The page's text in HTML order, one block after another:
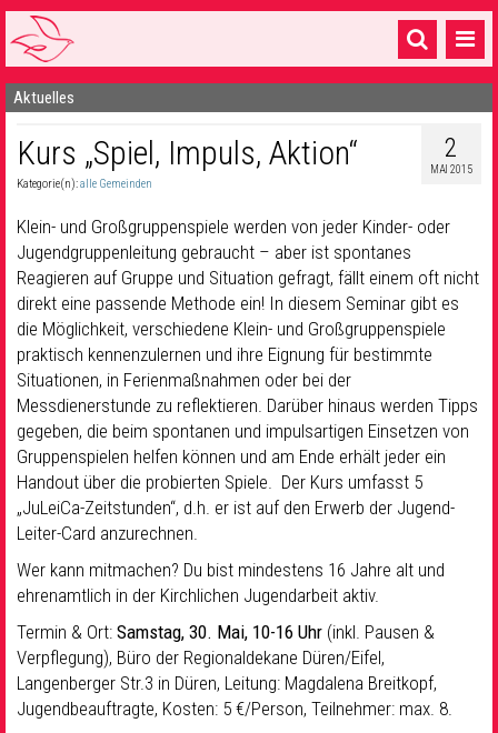
Startseite
1 Pfarrei
16 Gemeinden & mehr
Gottesdienste & Sinnsuche
Sakramente & Feste
Gemeinschaft & Soziales
Musik& Kultur
Seelsorge & Kontakt
Aktuelles
2
MAI 2015
Kurs „Spiel, Impuls, Aktion“
Kategorie(n):alle Gemeinden
Klein- und Großgruppenspiele werden von jeder Kinder- oder
Jugendgruppenleitung gebraucht – aber ist spontanes
Reagieren auf Gruppe und Situation gefragt, fällt einem oft nicht
direkt eine passende Methode ein! In diesem Seminar gibt es
die Möglichkeit, verschiedene Klein- und Großgruppenspiele
praktisch kennenzulernen und ihre Eignung für bestimmte
Situationen, in Ferienmaßnahmen oder bei der
Messdienerstunde zu reflektieren. Darüber hinaus werden Tipps
gegeben, die beim spontanen und impulsartigen Einsetzen von
Gruppenspielen helfen können und am Ende erhält jeder ein
Handout über die probierten Spiele. Der Kurs umfasst 5
„JuLeiCa-Zeitstunden“, d.h. er ist auf den Erwerb der Jugend-
Leiter-Card anzurechnen.
Wer kann mitmachen? Du bist mindestens 16 Jahre alt und
ehrenamtlich in der Kirchlichen Jugendarbeit aktiv.
Termin & Ort: Samstag, 30. Mai, 10-16 Uhr (inkl. Pausen &
Verpflegung), Büro der Regionaldekane Düren/Eifel,
Langenberger Str.3 in Düren, Leitung: Magdalena Breitkopf,
Jugendbeauftragte, Kosten: 5 €/Person, Teilnehmer: max. 8.